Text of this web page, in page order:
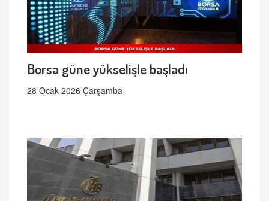
Borsa güne yükselişle başladı
28 Ocak 2026 Çarşamba